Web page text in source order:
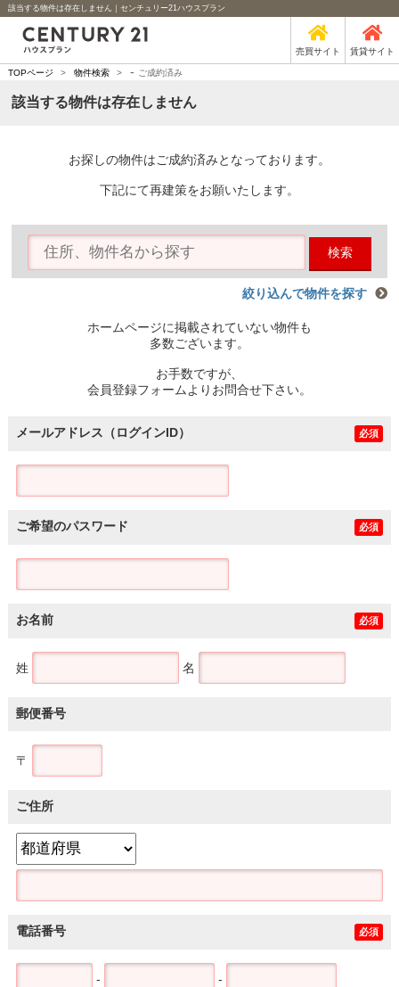
該当する物件は存在しません｜センチュリー21ハウスプラン
売買サイト 賃貸サイト
TOPページ > 物件検索 > - ご成約済み
該当する物件は存在しません
お探しの物件はご成約済みとなっております。
下記にて再建策をお願いたします。
検索
絞り込んで物件を探す
ホームページに掲載されていない物件も
多数ございます。
お手数ですが、
会員登録フォームよりお問合せ下さい。
メールアドレス（ログインID） 必須
ご希望のパスワード 必須
お名前 必須
姓 名
郵便番号
〒
ご住所
電話番号 必須
- -